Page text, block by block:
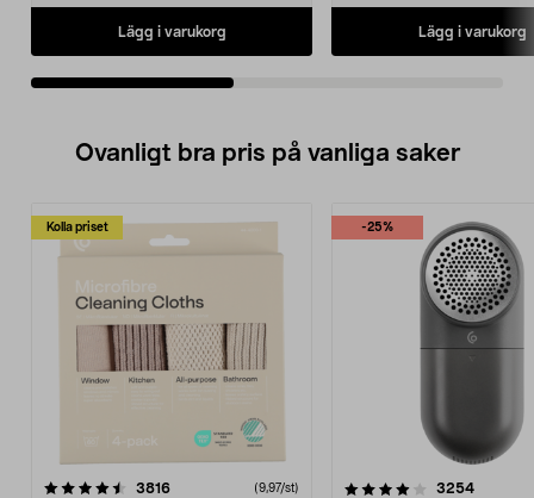
Lägg i varukorg Lägg i varukorg
Ovanligt bra pris på vanliga saker
Kolla priset
3816recensioner (9,97/st)
-25%
4.0av 5 stjärnor 3254
4.5av 5 stjärnor